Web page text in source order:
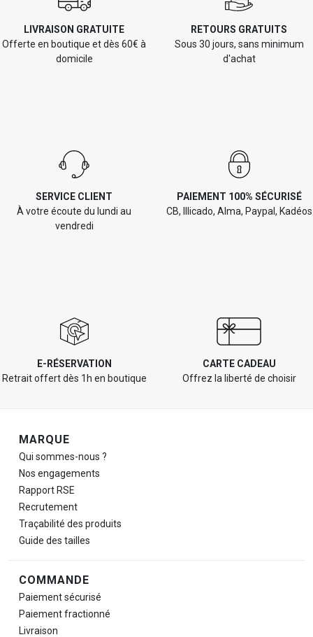
LIVRAISON GRATUITE
Offerte en boutique et dès 60€ à
domicile
RETOURS GRATUITS
Sous 30 jours, sans minimum
d'achat
SERVICE CLIENT
À votre écoute du lundi au
vendredi
PAIEMENT 100% SÉCURISÉ
CB, Illicado, Alma, Paypal, Kadéos
E-RÉSERVATION
Retrait offert dès 1h en boutique
CARTE CADEAU
Offrez la liberté de choisir
Navigation de pied de page
MARQUE
Qui sommes-nous ?
Nos engagements
Rapport RSE
Recrutement
Traçabilité des produits
Guide des tailles
COMMANDE
Paiement sécurisé
Paiement fractionné
Livraison